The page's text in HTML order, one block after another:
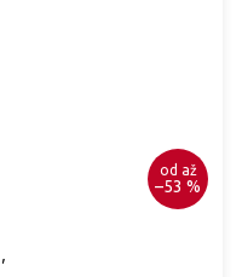
od až
–53 %